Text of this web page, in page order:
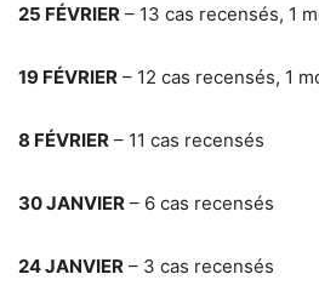
25 FÉVRIER – 13 cas recensés, 1
19 FÉVRIER – 12 cas recensés, 1
8 FÉVRIER – 11 cas recensés
30 JANVIER – 6 cas recensés
24 JANVIER – 3 cas recensés